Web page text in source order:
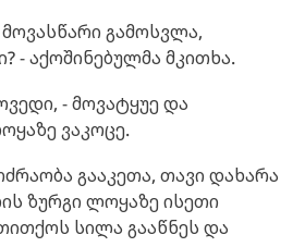
გამოსვლა,
- აქოშინებულმა მკითხა.
- მოვატყუე და
ვაკოცე.
გააკეთა, თავი დახარა
ზურგი ლოყაზე ისეთი
სილა გააწნეს და